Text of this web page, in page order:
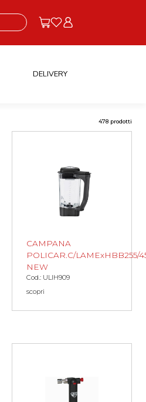
DELIVERY
478 prodotti
CAMPANA
POLICAR.C/LAMExHBB255/
NEW
Cod.: ULIH909
scopri